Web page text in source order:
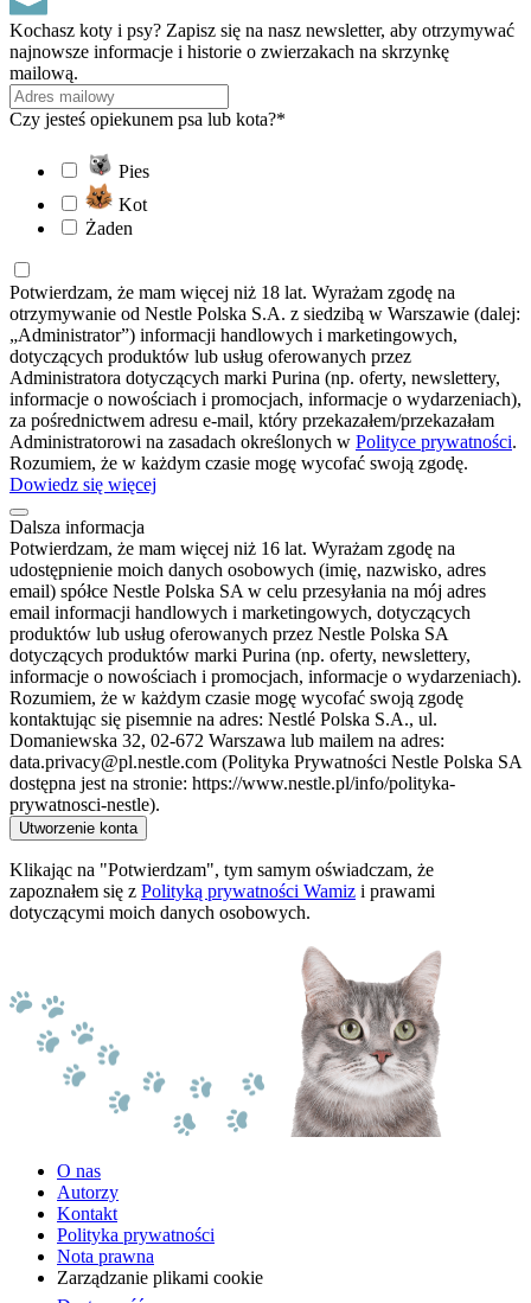
Kochasz koty i psy? Zapisz się na nasz newsletter, aby otrzymywać
najnowsze informacje i historie o zwierzakach na skrzynkę
mailową.
Czy jesteś opiekunem psa lub kota?*
Pies
Kot
Żaden
Potwierdzam, że mam więcej niż 18 lat. Wyrażam zgodę na
otrzymywanie od Nestle Polska S.A. z siedzibą w Warszawie (dalej:
„Administrator”) informacji handlowych i marketingowych,
dotyczących produktów lub usług oferowanych przez
Administratora dotyczących marki Purina (np. oferty, newslettery,
informacje o nowościach i promocjach, informacje o wydarzeniach),
za pośrednictwem adresu e-mail, który przekazałem/przekazałam
Administratorowi na zasadach określonych w Polityce prywatności.
Rozumiem, że w każdym czasie mogę wycofać swoją zgodę.
Dowiedz się więcej
Dalsza informacja
Potwierdzam, że mam więcej niż 16 lat. Wyrażam zgodę na
udostępnienie moich danych osobowych (imię, nazwisko, adres
email) spółce Nestle Polska SA w celu przesyłania na mój adres
email informacji handlowych i marketingowych, dotyczących
produktów lub usług oferowanych przez Nestle Polska SA
dotyczących produktów marki Purina (np. oferty, newslettery,
informacje o nowościach i promocjach, informacje o wydarzeniach).
Rozumiem, że w każdym czasie mogę wycofać swoją zgodę
kontaktując się pisemnie na adres: Nestlé Polska S.A., ul.
Domaniewska 32, 02-672 Warszawa lub mailem na adres:
data.privacy@pl.nestle.com (Polityka Prywatności Nestle Polska SA
dostępna jest na stronie: https://www.nestle.pl/info/polityka-
prywatnosci-nestle).
Utworzenie konta
Klikając na "Potwierdzam", tym samym oświadczam, że
zapoznałem się z Polityką prywatności Wamiz i prawami
dotyczącymi moich danych osobowych.
O nas
Autorzy
Kontakt
Polityka prywatności
Nota prawna
Zarządzanie plikami cookie